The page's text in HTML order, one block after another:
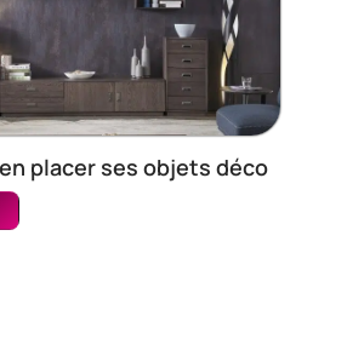
placer ses objets déco